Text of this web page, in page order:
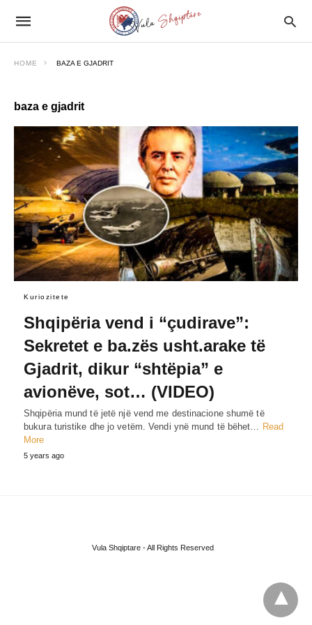
HOME BAZA E GJADRIT
baza e gjadrit
Kuriozitete
Shqipëria vend i “çudirave”:
Sekretet e ba.zës usht.arake të
Gjadrit, dikur “shtëpia” e
avionëve, sot… (VIDEO)
Shqipëria mund të jetë një vend me destinacione shumë të
bukura turistike dhe jo vetëm. Vendi ynë mund të bëhet… Read
More
5 years ago
Vula Shqiptare - All Rights Reserved